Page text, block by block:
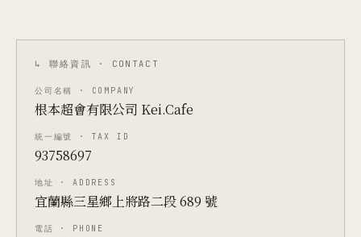
↳ 聯絡資訊 · CONTACT
公司名稱 · COMPANY
根本超會有限公司 Kei.Cafe
統一編號 · TAX ID
93758697
地址 · ADDRESS
宜蘭縣三星鄉上將路二段 689 號
電話 · PHONE